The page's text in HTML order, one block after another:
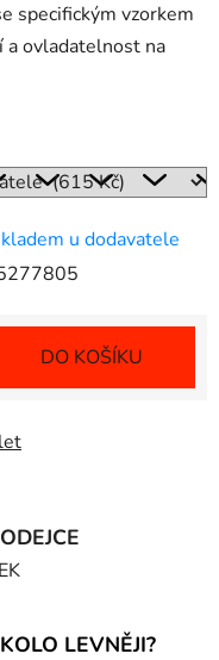
specifickým vzorkem
ovladatelnost na
u dodavatele
DO KOŠÍKU
LEVNĚJI?